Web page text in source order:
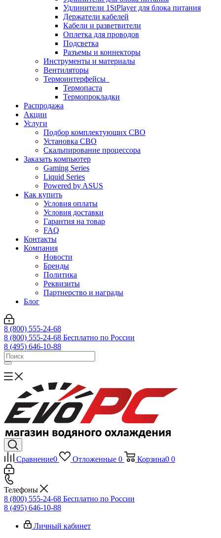
Удлинители 1StPlayer для блока питания
Держатели кабелей
Кабели и разветвители
Оплетка для проводов
Подсветка
Разъемы и коннекторы
Инструменты и материалы
Вентиляторы
Термоинтерфейсы
Термопаста
Термопрокладки
Распродажа
Акции
Услуги
Подбор комплектующих СВО
Установка СВО
Скальпирование процессора
Заказать компьютер
Gaming Series
Liquid Series
Powered by ASUS
Как купить
Условия оплаты
Условия доставки
Гарантия на товар
FAQ
Контакты
Компания
Новости
Бренды
Политика
Реквизиты
Партнерство и награды
Блог
8 (800) 555-24-68
8 (800) 555-24-68 Бесплатно по России
8 (495) 646-10-88
Сравнение0 Отложенные 0 Корзина0 0
Телефоны
8 (800) 555-24-68 Бесплатно по России
8 (495) 646-10-88
Личный кабинет